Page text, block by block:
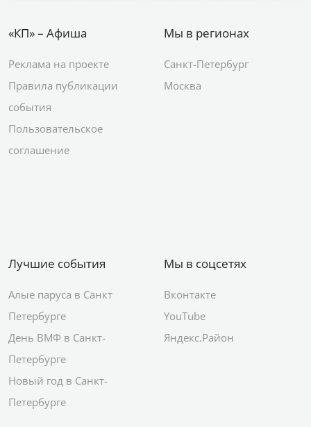
«КП» – Афиша
Реклама на проекте
Правила публикации
события
Пользовательское
соглашение
Мы в регионах
Санкт-Петербург
Москва
Лучшие события
Алые паруса в Санкт
Петербурге
День ВМФ в Санкт-
Петербурге
Новый год в Санкт-
Петербурге
Мы в соцсетях
Вконтакте
YouTube
Яндекс.Район